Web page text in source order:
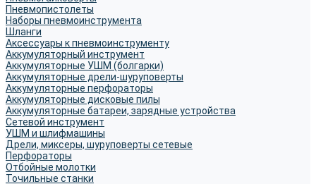
Пневмопистолеты
Наборы пневмоинструмента
Шланги
Аксессуары к пневмоинструменту
Аккумуляторный инструмент
Аккумуляторные УШМ (болгарки)
Аккумуляторные дрели-шуруповерты
Аккумуляторные перфораторы
Аккумуляторные дисковые пилы
Аккумуляторные батареи, зарядные устройства
Сетевой инструмент
УШМ и шлифмашины
Дрели, миксеры, шуруповерты сетевые
Перфораторы
Отбойные молотки
Точильные станки